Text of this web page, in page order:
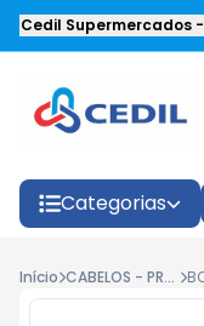
Cedil Supermercados-
Categorias
Início CABELOS - PRODUTOS CAPILARES